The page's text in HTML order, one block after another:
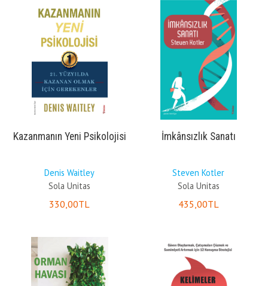
Kazanmanın Yeni Psikolojisi
Denis Waitley
Sola Unitas
330 ,00TL
İmkânsızlık Sanatı
Steven Kotler
Sola Unitas
435 ,00TL